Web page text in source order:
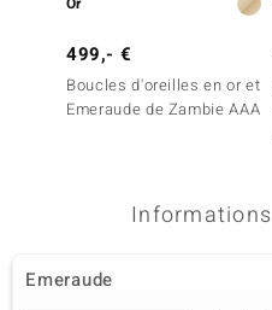
499,- €
Boucles d'oreilles en or et
Emeraude de Zambie AAA
Emeraude